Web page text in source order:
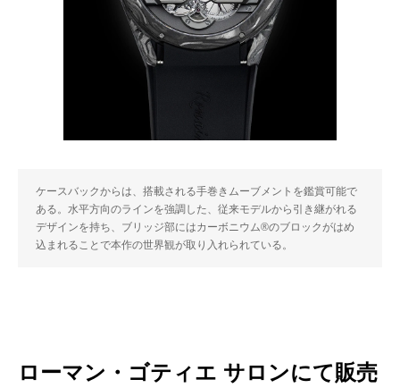
ケースバックからは、搭載される手巻きムーブメントを鑑賞可能で
ある。水平方向のラインを強調した、従来モデルから引き継がれる
デザインを持ち、ブリッジ部にはカーボニウム®のブロックがはめ
込まれることで本作の世界観が取り入れられている。
ローマン・ゴティエ サロンにて販売